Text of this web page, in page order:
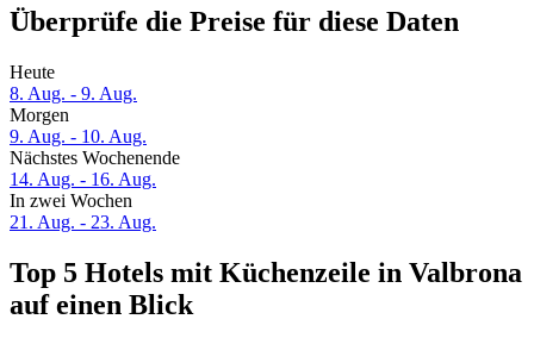
Überprüfe die Preise für diese Daten
Heute
8. Aug. - 9. Aug.
Morgen
9. Aug. - 10. Aug.
Nächstes Wochenende
14. Aug. - 16. Aug.
In zwei Wochen
21. Aug. - 23. Aug.
Top 5 Hotels mit Küchenzeile in Valbrona
auf einen Blick